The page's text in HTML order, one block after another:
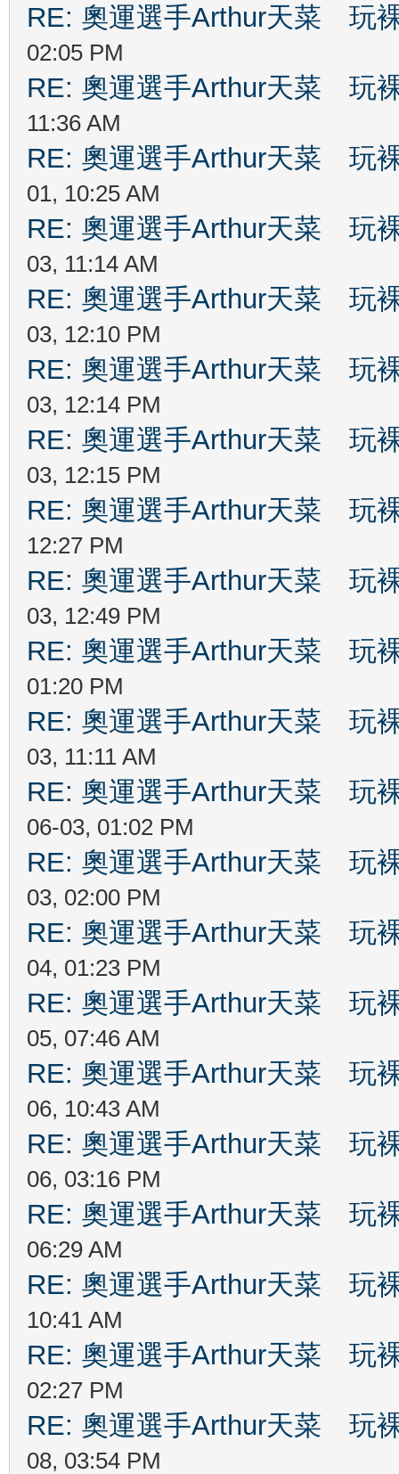
RE: 奧運選手Arthur天菜 玩
02:05 PM
RE: 奧運選手Arthur天菜 玩
11:36 AM
RE: 奧運選手Arthur天菜 玩
01, 10:25 AM
RE: 奧運選手Arthur天菜 玩
03, 11:14 AM
RE: 奧運選手Arthur天菜 玩
03, 12:10 PM
RE: 奧運選手Arthur天菜 玩
03, 12:14 PM
RE: 奧運選手Arthur天菜 玩
03, 12:15 PM
RE: 奧運選手Arthur天菜 玩
12:27 PM
RE: 奧運選手Arthur天菜 玩
03, 12:49 PM
RE: 奧運選手Arthur天菜 玩
01:20 PM
RE: 奧運選手Arthur天菜 玩
03, 11:11 AM
RE: 奧運選手Arthur天菜 玩
06-03, 01:02 PM
RE: 奧運選手Arthur天菜 玩
03, 02:00 PM
RE: 奧運選手Arthur天菜 玩
04, 01:23 PM
RE: 奧運選手Arthur天菜 玩
05, 07:46 AM
RE: 奧運選手Arthur天菜 玩
06, 10:43 AM
RE: 奧運選手Arthur天菜 玩
06, 03:16 PM
RE: 奧運選手Arthur天菜 玩
06:29 AM
RE: 奧運選手Arthur天菜 玩
10:41 AM
RE: 奧運選手Arthur天菜 玩
02:27 PM
RE: 奧運選手Arthur天菜 玩
08, 03:54 PM